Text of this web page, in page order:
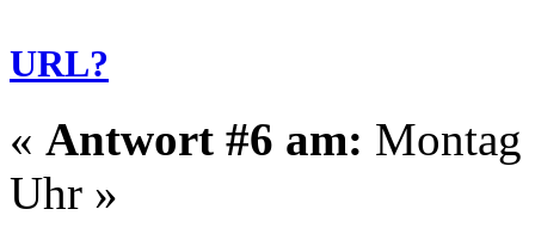
URL?
« Antwort #6 am: Montag
Uhr »